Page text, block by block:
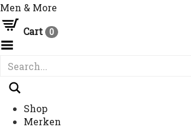
Men & More
Cart 0
Shop
Merken